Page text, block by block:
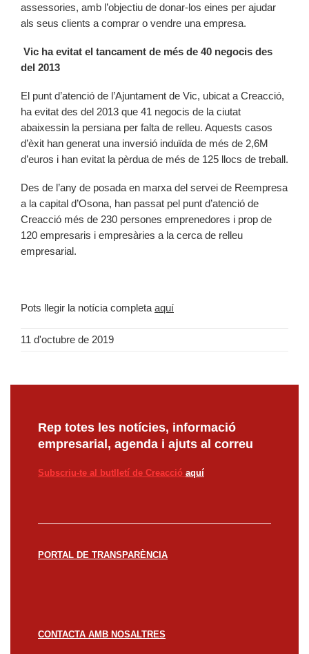
assessories, amb l’objectiu de donar-los eines per ajudar
als seus clients a comprar o vendre una empresa.
Vic ha evitat el tancament de més de 40 negocis des
del 2013
El punt d’atenció de l’Ajuntament de Vic, ubicat a Creacció,
ha evitat des del 2013 que 41 negocis de la ciutat
abaixessin la persiana per falta de relleu. Aquests casos
d’èxit han generat una inversió induïda de més de 2,6M
d’euros i han evitat la pèrdua de més de 125 llocs de treball.
Des de l’any de posada en marxa del servei de Reempresa
a la capital d’Osona, han passat pel punt d’atenció de
Creacció més de 230 persones emprenedores i prop de
120 empresaris i empresàries a la cerca de relleu
empresarial.
Pots llegir la notícia completa aquí
11 d'octubre de 2019
Rep totes les notícies, informació
empresarial, agenda i ajuts al correu
Subscriu-te al butlletí de Creacció aquí
PORTAL DE TRANSPARÈNCIA
CONTACTA AMB NOSALTRES